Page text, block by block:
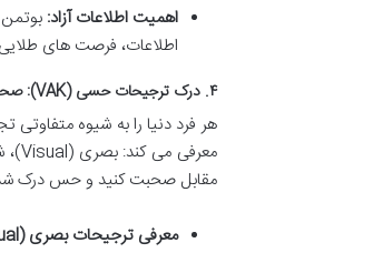
اهمیت اطلاعات آزاد:
اطلاعات، فرصت های
۴. درک ترجیحات حسی (VAK): صحبت به زبان فرد مقابل
مقابل صحبت کنید و حس درک
معرفی ترجیحات بصری (Visual)، شنیداری (Auditory) و جنبشی (Kinesthetic):